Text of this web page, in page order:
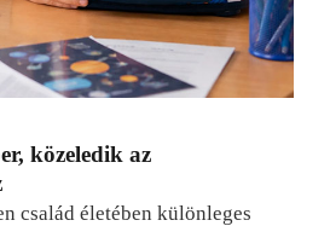
közeledik az
család életében különleges